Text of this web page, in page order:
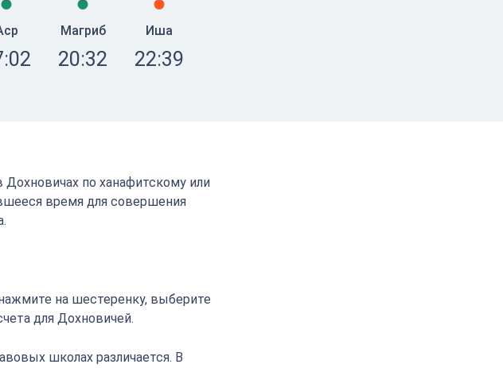
Магриб
20:32
Иша
22:39
Дохновичах по ханафитскому или
время для совершения
на шестеренку, выберите
для Дохновичей.
школах различается. В